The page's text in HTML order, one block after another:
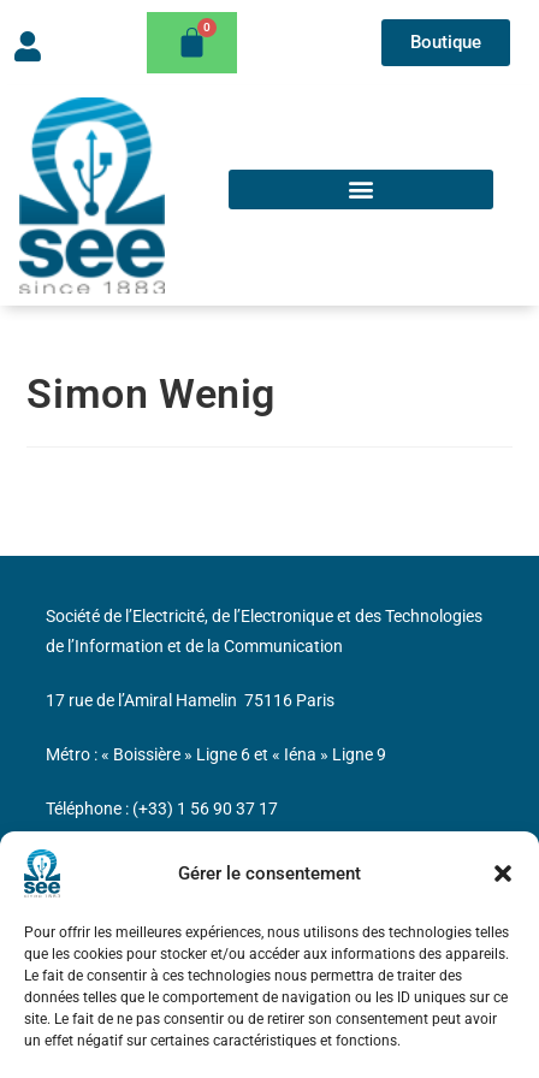
Gérer le consentement
Pour offrir les meilleures expériences, nous utilisons des technologies telles
que les cookies pour stocker et/ou accéder aux informations des appareils.
Le fait de consentir à ces technologies nous permettra de traiter des
données telles que le comportement de navigation ou les ID uniques sur ce
site. Le fait de ne pas consentir ou de retirer son consentement peut avoir
un effet négatif sur certaines caractéristiques et fonctions.
Boutique
Simon Wenig
Bicentenaire des découvertes d’André-
Marie Ampère
Mentions légales
Société de l’Electricité, de l’Electronique et des Technologies
de l’Information et de la Communication
17 rue de l’Amiral Hamelin 75116 Paris
Métro : « Boissière » Ligne 6 et « Iéna » Ligne 9
Téléphone : (+33) 1 56 90 37 17
N° de SIREN : 785 393 232, Code APE : 9412Z TVA intra-
communautaire : FR44 785 393 232